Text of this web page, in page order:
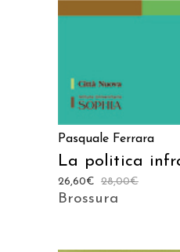
Pasquale Ferrara
La politica
28,00€
26,60€
Brossura